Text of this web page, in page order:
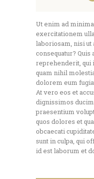
Ut enim ad
exercitationem
laboriosam, nisi
consequatur?
reprehenderit, qui
quam nihil
dolorem eum
At vero eos et
dignissimos
praesentium
quos dolores et
obcaecati
sunt in culpa, qui
id est laborum et